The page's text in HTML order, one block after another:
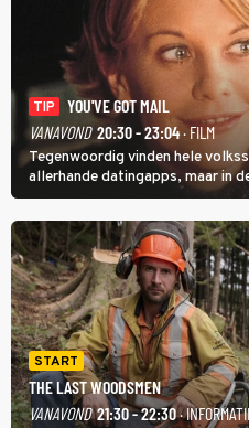
TIP
YOU'VE GOT MAIL
VANAVOND 20:30 - 23:04· FILM
Tegenwoordig vinden hele
allerhande datingapps, maar in
nog in de kinderschoenen. In de
terug.
START
THE LAST WOODSMEN
VANAVOND 21:30 - 22:30·